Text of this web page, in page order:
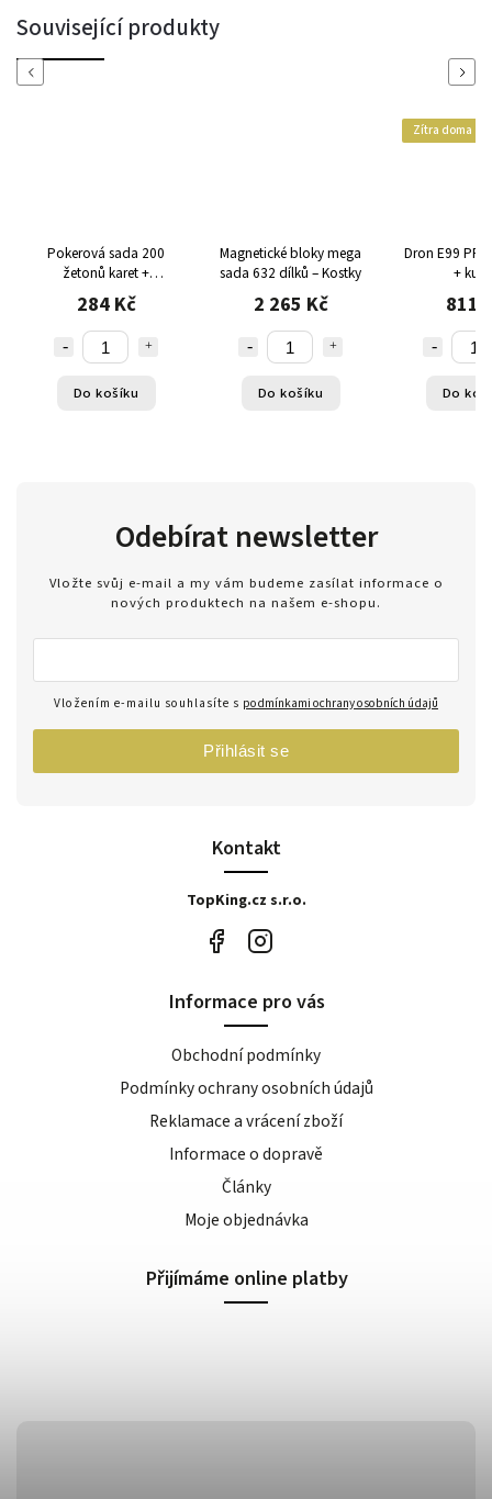
Související produkty
Previous
Pokerová sada 200
žetonů karet +
podložka
284 Kč
Do košíku
Magnetické bloky mega
sada 632 dílků – Kostky
2 265 Kč
Do košíku
Zítra doma
Dron E99 PRO +
+
811
Do
Next
Kontakt
TopKing.cz s.r.o.
Odebírat newsletter
Vložte svůj e-mail a my vám budeme zasílat informace o
nových produktech na našem e-shopu.
Vložením e-mailu souhlasíte s podmínkami ochrany osobních údajů
Přihlásit se
Informace pro vás
Obchodní podmínky
Podmínky ochrany osobních údajů
Reklamace a vrácení zboží
Informace o dopravě
Články
Moje objednávka
Přijímáme online platby